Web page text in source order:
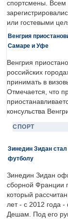
спортсмены. Всем
или гостевыми
Венгрия
Самаре и Уфе
Венгрия
российских
принимать в
Отмечается, что
консульства
СПОРТ
Зинедин Зидан
футболу
Зинедин Зидан
сборной Франции
который
лет - с 2012 года
Дешам. Под его